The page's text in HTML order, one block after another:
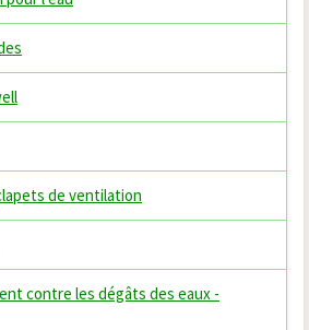
de ventilation
contre les dégâts des eaux -